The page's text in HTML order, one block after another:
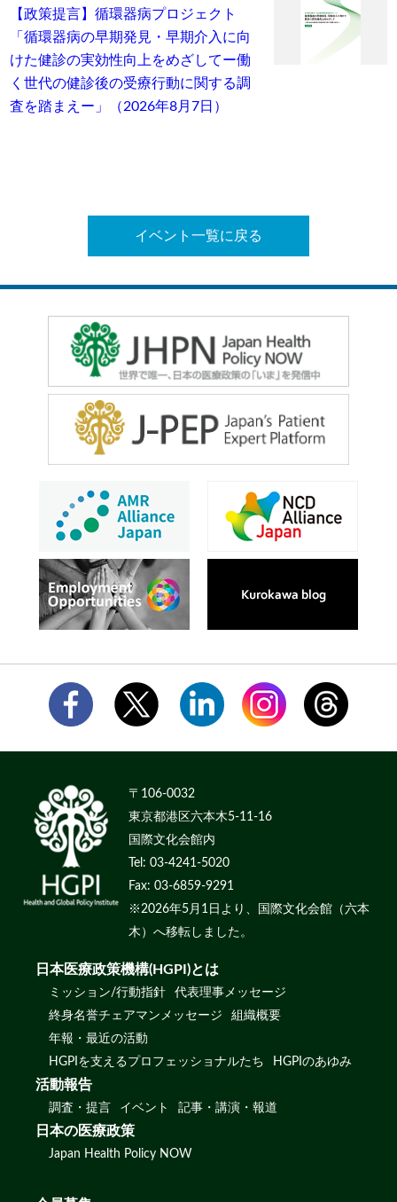
【政策提言】循環器病プロジェクト
「循環器病の早期発見・早期介入に向
けた健診の実効性向上をめざしてー働
く世代の健診後の受療行動に関する調
査を踏まえー」（2026年8月7日）
イベント一覧に戻る
〒106-0032
東京都港区六本木5-11-16
国際文化会館内
Tel: 03-4241-5020
Fax: 03-6859-9291
※2026年5月1日より、国際文化会館（六本
木）へ移転しました。
日本医療政策機構(HGPI)とは
ミッション/行動指針
代表理事メッセージ
終身名誉チェアマンメッセージ
組織概要
年報・最近の活動
HGPIを支えるプロフェッショナルたち
HGPIのあゆみ
活動報告
調査・提言 イベント 記事・講演・報道
日本の医療政策
Japan Health Policy NOW